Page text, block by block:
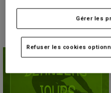
Voir tout
Accessoires
Tous les accessoires
Gérer les
Refuser les cookies